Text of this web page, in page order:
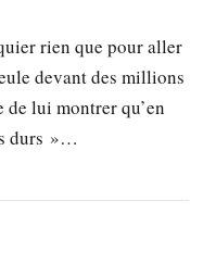
rien que pour aller
devant des millions
lui montrer qu’en
durs »…